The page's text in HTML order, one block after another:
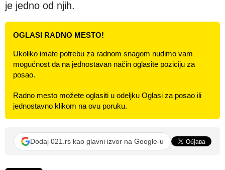
je jedno od njih.
OGLASI RADNO MESTO!
Ukoliko imate potrebu za radnom snagom nudimo vam
mogućnost da na jednostavan način oglasite poziciju za
posao.
Radno mesto možete oglasiti u odeljku Oglasi za posao ili
jednostavno klikom na ovu poruku.
Dodaj 021.rs kao glavni izvor na Google-u